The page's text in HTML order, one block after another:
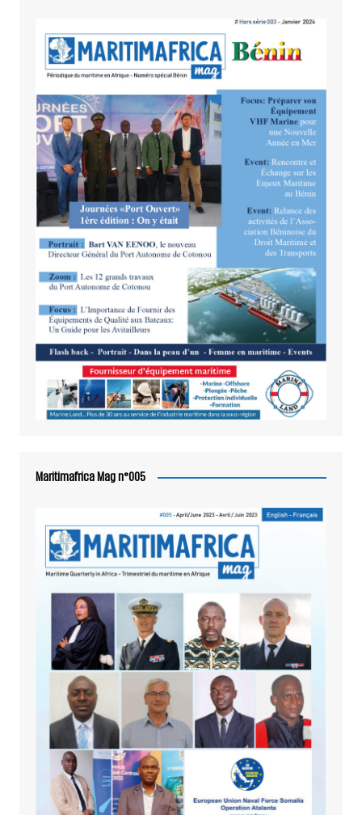
Maritimafrica Mag n°005